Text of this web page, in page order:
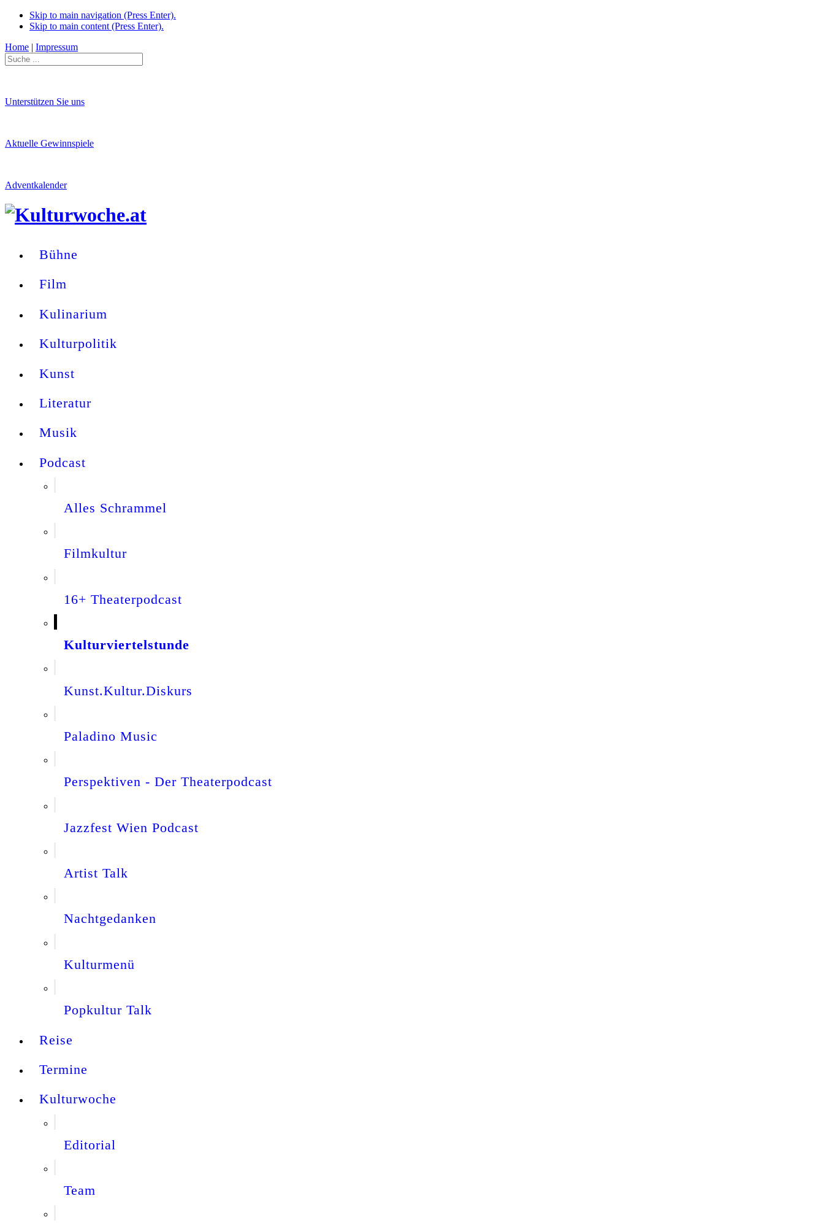
Skip to main navigation (Press Enter).
Skip to main content (Press Enter).
Home | Impressum
Unterstützen Sie uns
Aktuelle Gewinnspiele
Adventkalender
Bühne
Film
Kulinarium
Kulturpolitik
Kunst
Literatur
Musik
Podcast
Alles Schrammel
Filmkultur
16+ Theaterpodcast
Kulturviertelstunde
Kunst.Kultur.Diskurs
Paladino Music
Perspektiven - Der Theaterpodcast
Jazzfest Wien Podcast
Artist Talk
Nachtgedanken
Kulturmenü
Popkultur Talk
Reise
Termine
Kulturwoche
Editorial
Team